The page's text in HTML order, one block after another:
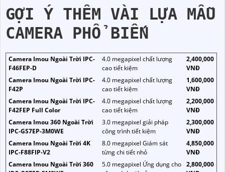
GỢI Ý THÊM VÀI LỰA MẪU
CAMERA PHỔ BIẾN
Camera Imou Ngoài Trời IPC-
F46FEP-D
4.0 megapixel chất lượng
cao tiết kiệm
2,400,000
VNĐ
Camera Imou Ngoài Trời IPC-
F42P
4.0 megapixel chất lượng
cao tiết kiệm
1,600,000
VNĐ
Camera Imou Ngoài Trời IPC-
F42FEP Full Color
4.0 megapixel chất lượng
cao tiết kiệm
2,200,000
VNĐ
Camera Imou 360 Ngoài Trời
IPC-GS7EP-3M0WE
3.0 megapixel giải pháp
công trình tiết kiệm
2,300,000
VNĐ
Camera Imou Ngoài Trời 4K
IPC-F88FIP-V2
8.0 megapixel Giám sát
từng chi tiết nhỏ
4,850,000
VNĐ
Camera Imou Ngoài Trời 360
5.0 megapixel Ứng dụng cho 2,800,000